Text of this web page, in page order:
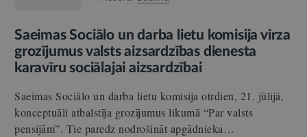
Saeimas Sociālo un darba lietu komisija virza
grozījumus valsts aizsardzības dienesta
karavīru sociālajai aizsardzībai
Saeimas Sociālo un darba lietu komisija otrdien, 21. jūlijā,
konceptuāli atbalstīja grozījumus likumā “Par valsts
pensijām”. Tie paredz nodrošināt apgādnieka…